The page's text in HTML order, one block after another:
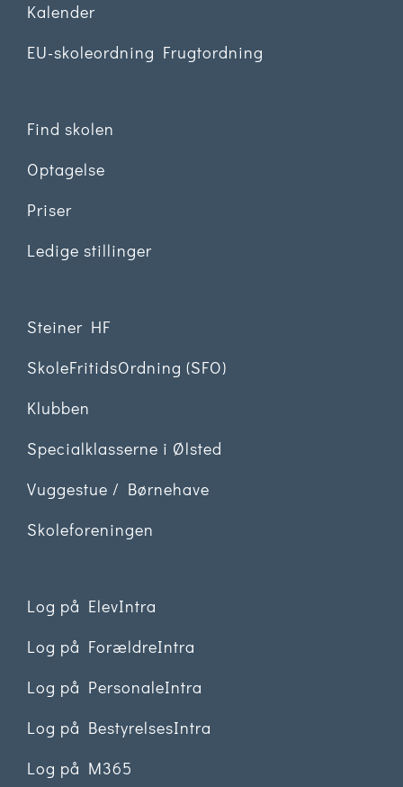
Kalender
EU-skoleordning Frugtordning
Find skolen
Optagelse
Priser
Ledige stillinger
Steiner HF
SkoleFritidsOrdning (SFO)
Klubben
Specialklasserne i Ølsted
Vuggestue / Børnehave
Skoleforeningen
Log på ElevIntra
Log på ForældreIntra
Log på PersonaleIntra
Log på BestyrelsesIntra
Log på M365